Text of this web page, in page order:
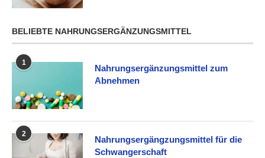
BELIEBTE NAHRUNGSERGÄNZUNGSMITTEL
1
Nahrungsergänzungsmittel zum
Abnehmen
2
Nahrungsergängzungsmittel für die
Schwangerschaft